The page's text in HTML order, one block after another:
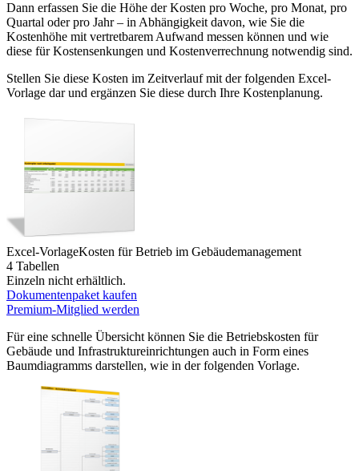
Dann erfassen Sie die Höhe der Kosten pro Woche, pro Monat, pro
Quartal oder pro Jahr – in Abhängigkeit davon, wie Sie die
Kostenhöhe mit vertretbarem Aufwand messen können und wie
diese für Kostensenkungen und Kostenverrechnung notwendig sind.
Stellen Sie diese Kosten im Zeitverlauf mit der folgenden Excel-
Vorlage dar und ergänzen Sie diese durch Ihre Kostenplanung.
Excel-VorlageKosten für Betrieb im Gebäudemanagement
4 Tabellen
Einzeln nicht erhältlich.
Dokumentenpaket kaufen
Premium-Mitglied werden
Für eine schnelle Übersicht können Sie die Betriebskosten für
Gebäude und Infrastruktureinrichtungen auch in Form eines
Baumdiagramms darstellen, wie in der folgenden Vorlage.